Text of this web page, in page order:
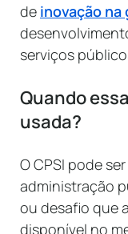
de inovação
serviços
Quando
usada?
O CPSI pode
administração
ou desafio que
disponível no